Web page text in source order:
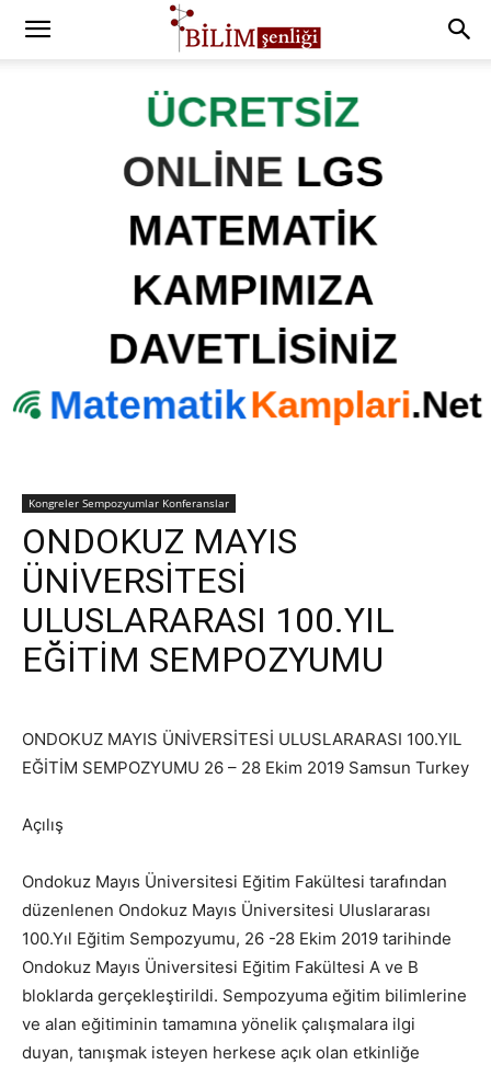
Kongreler Sempozyumlar Konferanslar
ONDOKUZ MAYIS
ÜNİVERSİTESİ
ULUSLARARASI 100.YIL
EĞİTİM SEMPOZYUMU
ONDOKUZ MAYIS ÜNİVERSİTESİ ULUSLARARASI 100.YIL
EĞİTİM SEMPOZYUMU 26 – 28 Ekim 2019 Samsun Turkey
Açılış
Ondokuz Mayıs Üniversitesi Eğitim Fakültesi tarafından
düzenlenen Ondokuz Mayıs Üniversitesi Uluslararası
100.Yıl Eğitim Sempozyumu, 26 -28 Ekim 2019 tarihinde
Ondokuz Mayıs Üniversitesi Eğitim Fakültesi A ve B
bloklarda gerçekleştirildi. Sempozyuma eğitim bilimlerine
ve alan eğitiminin tamamına yönelik çalışmalara ilgi
duyan, tanışmak isteyen herkese açık olan etkinliğe